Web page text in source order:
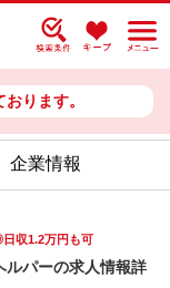
ります。
企業情報
収1.2万円も可
パーの求人情報詳